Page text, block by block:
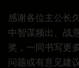
感谢各位主公长
中智谋频出、战
奖，一同书写更
问题或有意见建